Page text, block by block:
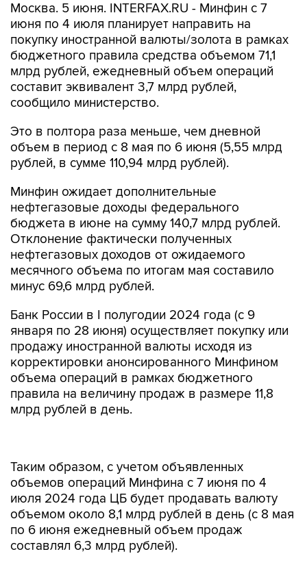
Москва. 5 июня. INTERFAX.RU - Минфин с 7
июня по 4 июля планирует направить на
покупку иностранной валюты/золота в рамках
бюджетного правила средства объемом 71,1
млрд рублей, ежедневный объем операций
составит эквивалент 3,7 млрд рублей,
сообщило министерство.
Это в полтора раза меньше, чем дневной
объем в период с 8 мая по 6 июня (5,55 млрд
рублей, в сумме 110,94 млрд рублей).
Минфин ожидает дополнительные
нефтегазовые доходы федерального
бюджета в июне на сумму 140,7 млрд рублей.
Отклонение фактически полученных
нефтегазовых доходов от ожидаемого
месячного объема по итогам мая составило
минус 69,6 млрд рублей.
Банк России в I полугодии 2024 года (с 9
января по 28 июня) осуществляет покупку или
продажу иностранной валюты исходя из
корректировки анонсированного Минфином
объема операций в рамках бюджетного
правила на величину продаж в размере 11,8
млрд рублей в день.
июля 2024 года ЦБ будет продавать валюту
объемом около 8,1 млрд рублей в день (с 8 мая
по 6 июня ежедневный объем продаж
составлял 6,3 млрд рублей).
Минфин возобновил покупки в рамках